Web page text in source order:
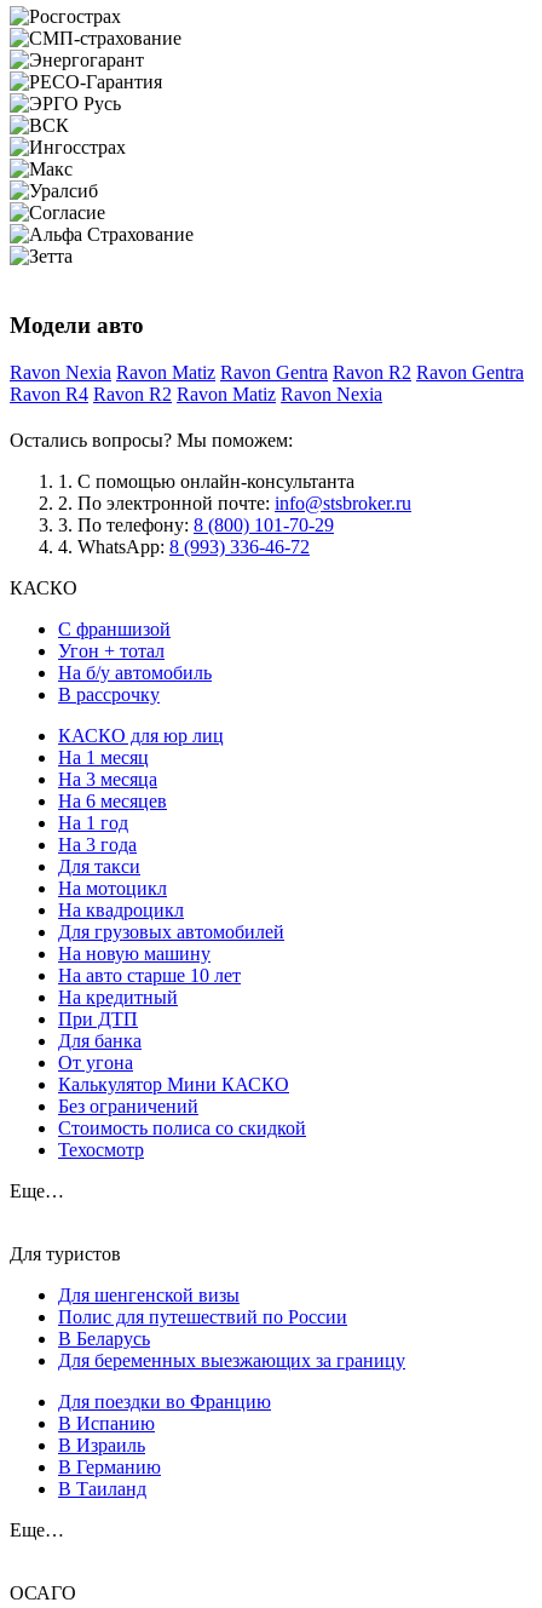
Модели авто
Ravon Nexia Ravon Matiz Ravon Gentra Ravon R2 Ravon Gentra
Ravon R4 Ravon R2 Ravon Matiz Ravon Nexia
Остались вопросы? Мы поможем:
1. С помощью онлайн-консультанта
2. По электронной почте: info@stsbroker.ru
3. По телефону: 8 (800) 101-70-29
4. WhatsApp: 8 (993) 336-46-72
КАСКО
С франшизой
Угон + тотал
На б/у автомобиль
В рассрочку
КАСКО для юр лиц
На 1 месяц
На 3 месяца
На 6 месяцев
На 1 год
На 3 года
Для такси
На мотоцикл
На квадроцикл
Для грузовых автомобилей
На новую машину
На авто старше 10 лет
На кредитный
При ДТП
Для банка
От угона
Калькулятор Мини КАСКО
Без ограничений
Стоимость полиса со скидкой
Техосмотр
Еще…
Для туристов
Для шенгенской визы
Полис для путешествий по России
В Беларусь
Для беременных выезжающих за границу
Для поездки во Францию
В Испанию
В Израиль
В Германию
В Таиланд
Еще…
ОСАГО